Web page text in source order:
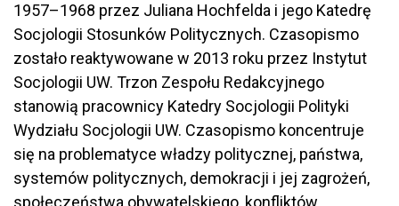
1957–1968 przez Juliana Hochfelda i jego Katedrę
Socjologii Stosunków Politycznych. Czasopismo
zostało reaktywowane w 2013 roku przez Instytut
Socjologii UW. Trzon Zespołu Redakcyjnego
stanowią pracownicy Katedry Socjologii Polityki
Wydziału Socjologii UW. Czasopismo koncentruje
się na problematyce władzy politycznej, państwa,
systemów politycznych, demokracji i jej zagrożeń,
społeczeństwa obywatelskiego, konfliktów